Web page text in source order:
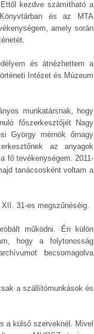
kezdve számítható a
és az MTA
amely során
és átnézhettem a
Intézet és Múzeum
munkatársnak, hogy
főszerkesztőjét Nagy
György mérnök őrnagy
az anyagok
fő tevékenységem. 2011-
tanácsosként voltam a
31-es megszűnéséig.
működni. Én külön
hogy a folytonosság
becsomagolva
a szállítómunkások és
a külső szerveknél. Mivel